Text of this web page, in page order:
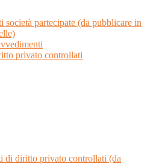
società partecipate (da pubblicare in
privato controllati
di diritto privato controllati (da